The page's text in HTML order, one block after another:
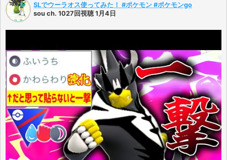
SLでウーラオス使ってみた！ #ポケモン #ポケモンgo
sou ch. 1027回視聴 1月4日